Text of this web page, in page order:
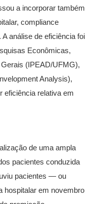
a incorporar também
compliance
análise de eficiência foi
Econômicas,
(IPEAD/UFMG),
Analysis),
eficiência relativa em
de uma ampla
pacientes conduzida
pacientes — ou
hospitalar em novembro